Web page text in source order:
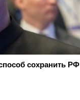
сохранить РФ